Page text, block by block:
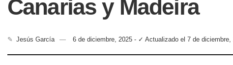
Canarias y Madeira
✎ Jesús García 6 de diciembre, 2025 - ✓ Actualizado el 7 de diciembre,